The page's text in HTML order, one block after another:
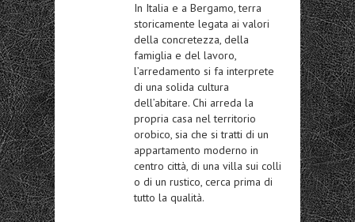
In Italia e a Bergamo, terra
storicamente legata ai valori
della concretezza, della
famiglia e del lavoro,
l’arredamento si fa interprete
di una solida cultura
dell’abitare. Chi arreda la
propria casa nel territorio
orobico, sia che si tratti di un
appartamento moderno in
centro città, di una villa sui colli
o di un rustico, cerca prima di
tutto la qualità.